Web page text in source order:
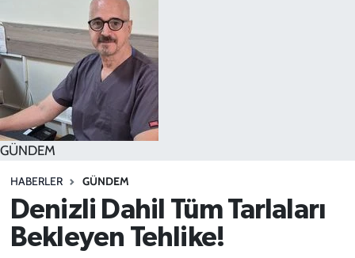
GÜNDEM
HABERLER GÜNDEM
Denizli Dahil Tüm Tarlaları
Bekleyen Tehlike!
SPOR
TEKNOLOJİ
YAŞAM